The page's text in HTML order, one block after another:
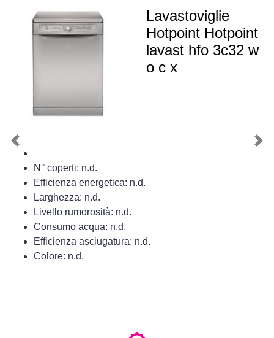
Lavastoviglie
Hotpoint Hotpoint
lavast hfo 3c32 w
o c x
N° coperti: n.d.
Efficienza energetica: n.d.
Larghezza: n.d.
Livello rumorosità: n.d.
Consumo acqua: n.d.
Efficienza asciugatura: n.d.
Colore: n.d.
Previous